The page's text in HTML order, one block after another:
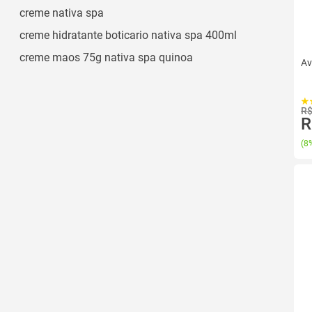
creme nativa spa
creme hidratante boticario nativa spa 400ml
creme maos 75g nativa spa quinoa
(